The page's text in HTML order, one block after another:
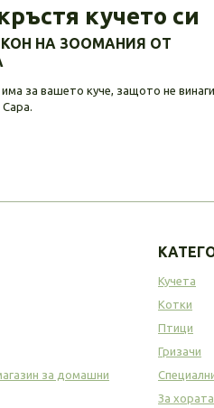
кучето си
НА ЗООМАНИЯ ОТ
за вашето куче, защото не винаги
за домашни
Кучета
Котки
Птици
Гризачи
За хората